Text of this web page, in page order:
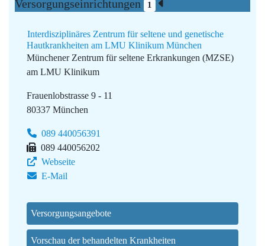
Versorgungseinrichtungen 1
Interdisziplinäres Zentrum für seltene und genetische
Hautkrankheiten am LMU Klinikum München
Münchener Zentrum für seltene Erkrankungen (MZSE)
am LMU Klinikum
Frauenlobstrasse 9 - 11
80337 München
089 440056391
089 440056202
Webseite
E-Mail
Versorgungsangebote
Vorschau der behandelten Krankheiten